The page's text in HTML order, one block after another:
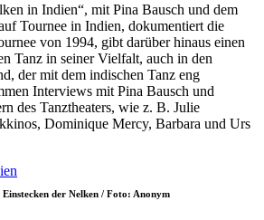
in Indien“, mit Pina Bausch und dem
Tournee in Indien, dokumentiert die
von 1994, gibt darüber hinaus einen
Tanz in seiner Vielfalt, auch in den
der mit dem indischen Tanz eng
Interviews mit Pina Bausch und
des Tanztheaters, wie z. B. Julie
Dominique Mercy, Barbara und Urs
der Nelken / Foto: Anonym